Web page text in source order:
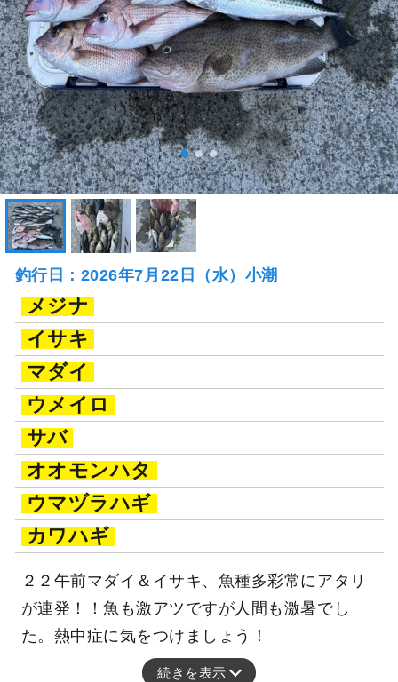
釣行日：2026年7月22日（水）小潮
メジナ
イサキ
マダイ
ウメイロ
サバ
オオモンハタ
ウマヅラハギ
カワハギ
２２午前マダイ＆イサキ、魚種多彩常にアタリ
が連発！！魚も激アツですが人間も激暑でし
た。熱中症に気をつけましょう！
続きを表示